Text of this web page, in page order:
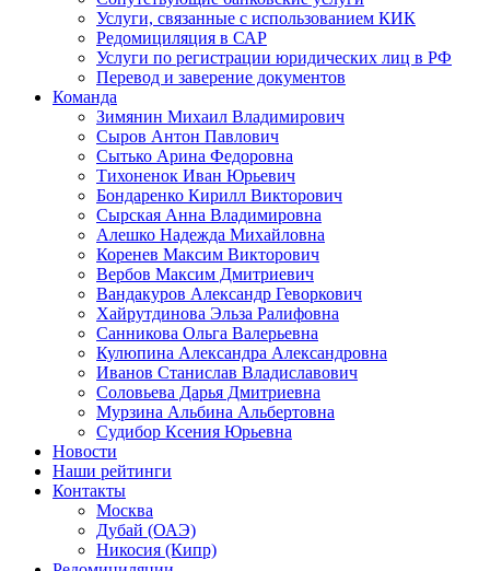
Услуги, связанные с использованием КИК
Редомициляция в САР
Услуги по регистрации юридических лиц в РФ
Перевод и заверение документов
Команда
Зимянин Михаил Владимирович
Сыров Антон Павлович
Сытько Арина Федоровна
Тихоненок Иван Юрьевич
Бондаренко Кирилл Викторович
Сырская Анна Владимировна
Алешко Надежда Михайловна
Коренев Максим Викторович
Вербов Максим Дмитриевич
Вандакуров Александр Геворкович
Хайрутдинова Эльза Ралифовна
Санникова Ольга Валерьевна
Кулюпина Александра Александровна
Иванов Станислав Владиславович
Соловьева Дарья Дмитриевна
Мурзина Альбина Альбертовна
Судибор Ксения Юрьевна
Новости
Наши рейтинги
Контакты
Москва
Дубай (ОАЭ)
Никосия (Кипр)